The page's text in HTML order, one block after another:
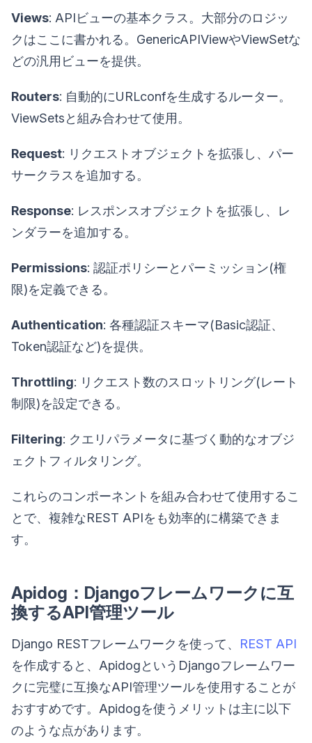
Views: APIビューの基本クラス。大部分のロジッ
クはここに書かれる。GenericAPIViewやViewSetな
どの汎用ビューを提供。
Routers: 自動的にURLconfを生成するルーター。
ViewSetsと組み合わせて使用。
Request: リクエストオブジェクトを拡張し、パー
サークラスを追加する。
Response: レスポンスオブジェクトを拡張し、レ
ンダラーを追加する。
Permissions: 認証ポリシーとパーミッション(権
限)を定義できる。
Authentication: 各種認証スキーマ(Basic認証、
Token認証など)を提供。
Throttling: リクエスト数のスロットリング(レート
制限)を設定できる。
Filtering: クエリパラメータに基づく動的なオブジ
ェクトフィルタリング。
これらのコンポーネントを組み合わせて使用するこ
とで、複雑なREST APIをも効率的に構築できま
す。
Apidog：Djangoフレームワークに互
換するAPI管理ツール
Django RESTフレームワークを使って、 REST API
を作成すると、ApidogというDjangoフレームワー
クに完璧に互換なAPI管理ツールを使用することが
おすすめです。Apidogを使うメリットは主に以下
のような点があります。